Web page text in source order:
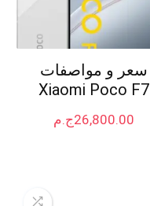
سعر و مواصفات
Xiaomi Poco F7
ج.م26,800.00